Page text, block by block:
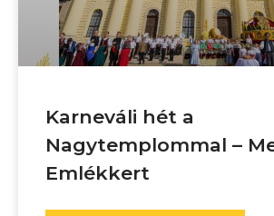
Karneváli hét a
Nagytemplommal –
Emlékkert